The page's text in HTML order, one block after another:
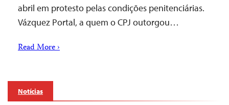
abril em protesto pelas condições penitenciárias.
Vázquez Portal, a quem o CPJ outorgou…
Read More ›
Notícias